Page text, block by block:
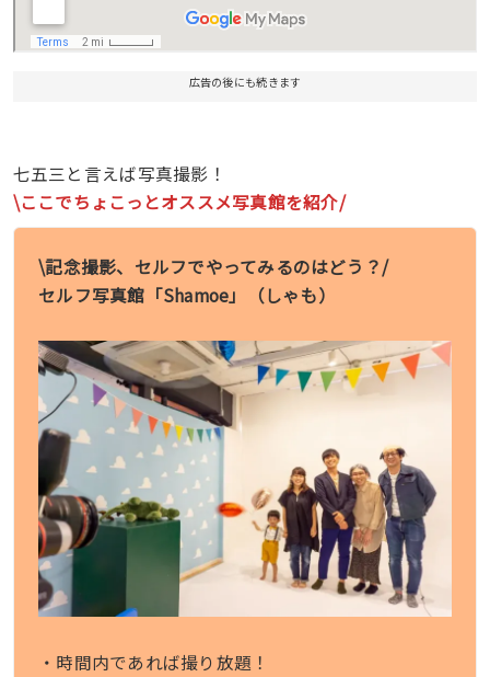
広告の後にも続きます
七五三と言えば写真撮影！
\ここでちょこっとオススメ写真館を紹介/
\記念撮影、セルフでやってみるのはどう？/
セルフ写真館「Shamoe」（しゃも）
・時間内であれば撮り放題！